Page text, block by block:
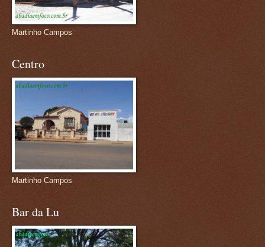
Martinho Campos
Centro
Martinho Campos
Bar da Lu